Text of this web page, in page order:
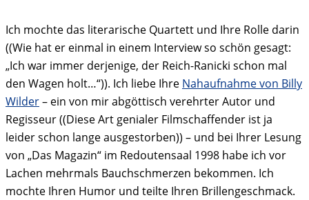
Ich mochte das literarische Quartett und Ihre Rolle darin
((Wie hat er einmal in einem Interview so schön gesagt:
„Ich war immer derjenige, der Reich-Ranicki schon mal
den Wagen holt…“)). Ich liebe Ihre Nahaufnahme von Billy
Wilder– ein von mir abgöttisch verehrter Autor und
Regisseur ((Diese Art genialer Filmschaffender ist ja
leider schon lange ausgestorben)) – und bei Ihrer Lesung
von „Das Magazin“ im Redoutensaal 1998 habe ich vor
Lachen mehrmals Bauchschmerzen bekommen. Ich
mochte Ihren Humor und teilte Ihren Brillengeschmack.